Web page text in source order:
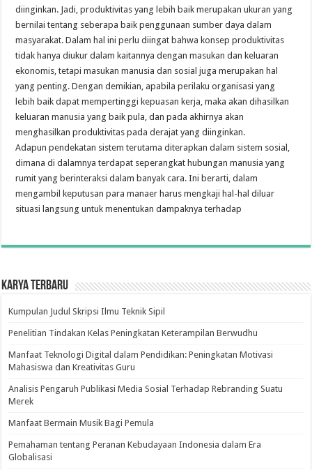
diinginkan. Jadi, produktivitas yang lebih baik merupakan ukuran yang
bernilai tentang seberapa baik penggunaan sumber daya dalam
masyarakat. Dalam hal ini perlu diingat bahwa konsep produktivitas
tidak hanya diukur dalam kaitannya dengan masukan dan keluaran
ekonomis, tetapi masukan manusia dan sosial juga merupakan hal
yang penting. Dengan demikian, apabila perilaku organisasi yang
lebih baik dapat mempertinggi kepuasan kerja, maka akan dihasilkan
keluaran manusia yang baik pula, dan pada akhirnya akan
menghasilkan produktivitas pada derajat yang diinginkan.
Adapun pendekatan sistem terutama diterapkan dalam sistem sosial,
dimana di dalamnya terdapat seperangkat hubungan manusia yang
rumit yang berinteraksi dalam banyak cara. Ini berarti, dalam
mengambil keputusan para manaer harus mengkaji hal-hal diluar
situasi langsung untuk menentukan dampaknya terhadap
Karya Terbaru
Kumpulan Judul Skripsi Ilmu Teknik Sipil
Penelitian Tindakan Kelas Peningkatan Keterampilan Berwudhu
Manfaat Teknologi Digital dalam Pendidikan: Peningkatan Motivasi
Mahasiswa dan Kreativitas Guru
Analisis Pengaruh Publikasi Media Sosial Terhadap Rebranding Suatu
Merek
Manfaat Bermain Musik Bagi Pemula
Pemahaman tentang Peranan Kebudayaan Indonesia dalam Era
Globalisasi